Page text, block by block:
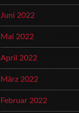
Juni 2022
Mai 2022
April 2022
März 2022
Februar 2022